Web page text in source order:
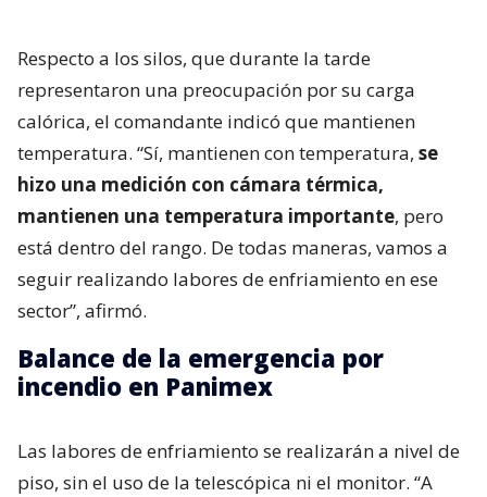
Respecto a los silos, que durante la tarde
representaron una preocupación por su carga
calórica, el comandante indicó que mantienen
temperatura. “Sí, mantienen con temperatura, se
hizo una medición con cámara térmica,
mantienen una temperatura importante, pero
está dentro del rango. De todas maneras, vamos a
seguir realizando labores de enfriamiento en ese
sector”, afirmó.
Balance de la emergencia por
incendio en Panimex
Las labores de enfriamiento se realizarán a nivel de
piso, sin el uso de la telescópica ni el monitor. “A